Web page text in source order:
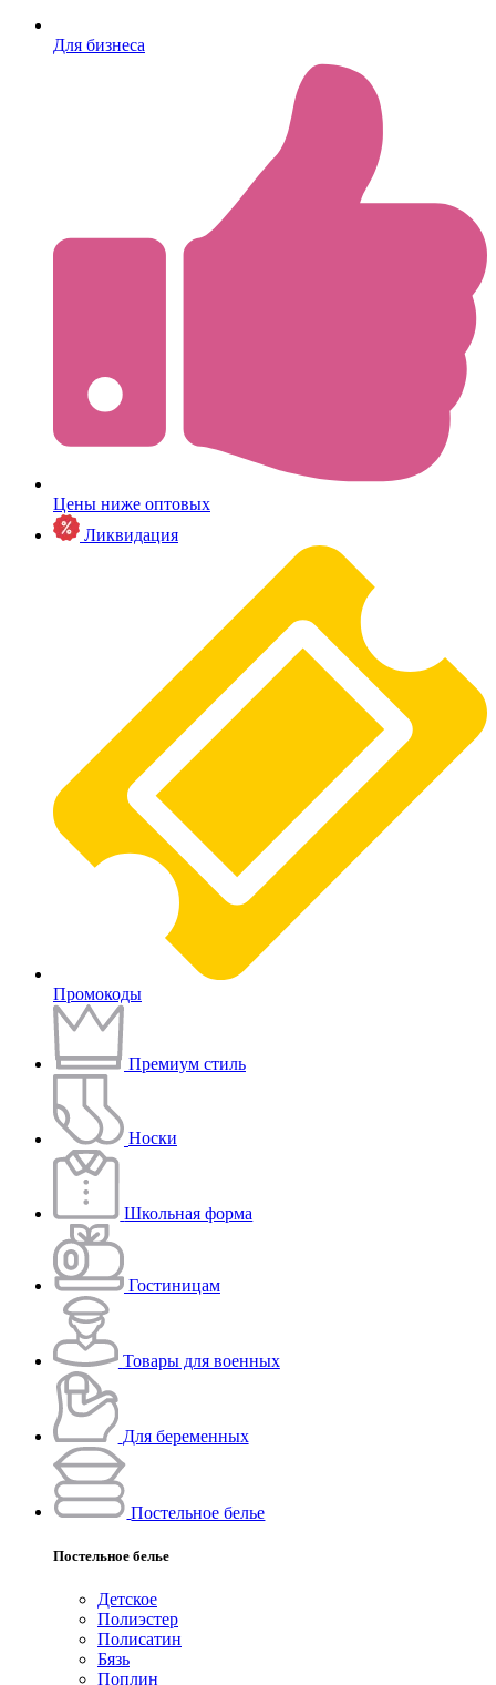
Для бизнеса
Цены ниже оптовых
Ликвидация
Промокоды
Премиум стиль
Носки
Школьная форма
Гостиницам
Товары для военных
Для беременных
Постельное белье
Постельное белье
Детское
Полиэстeр
Полисатин
Бязь
Поплин